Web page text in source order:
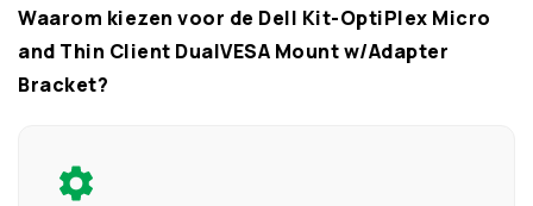
Waarom kiezen voor de Dell Kit-OptiPlex Micro
and Thin Client DualVESA Mount w/Adapter
Bracket?